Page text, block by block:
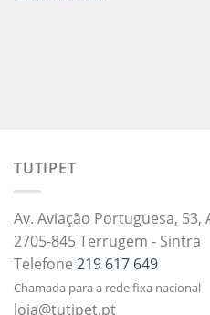
TUTIPET
Av. Aviação Portuguesa, 53,
2705-845 Terrugem - Sintra
Telefone 219 617 649
Chamada para a rede fixa nacional
loja@tutipet.pt